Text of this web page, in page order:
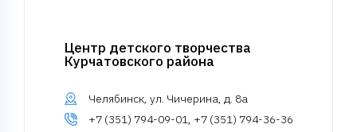
Центр детского творчества
Курчатовского района
Челябинск, ул. Чичерина, д. 8а
+7 (351) 794-09-01, +7 (351) 794-36-36